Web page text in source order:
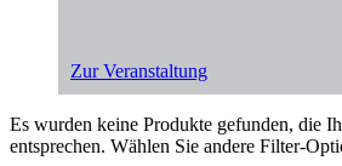
Zur Veranstaltung
Es wurden keine Produkte gefunden, die
entsprechen. Wählen Sie andere Filter-